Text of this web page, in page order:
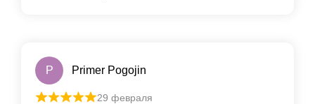
P Primer Pogojin
29 февраля